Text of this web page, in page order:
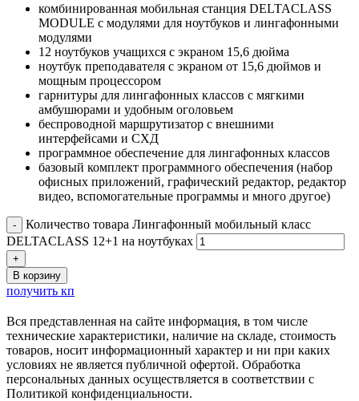
комбинированная мобильная станция DELTACLASS
MODULE с модулями для ноутбуков и лингафонными
модулями
12 ноутбуков учащихся с экраном 15,6 дюйма
ноутбук преподавателя с экраном от 15,6 дюймов и
мощным процессором
гарнитуры для лингафонных классов с мягкими
амбушюрами и удобным оголовьем
беспроводной маршрутизатор с внешними
интерфейсами и СХД
программное обеспечение для лингафонных классов
базовый комплект программного обеспечения (набор
офисных приложений, графический редактор, редактор
видео, вспомогательные программы и много другое)
Количество товара Лингафонный мобильный класс
DELTACLASS 12+1 на ноутбуках
В корзину
получить кп
Вся представленная на сайте информация, в том числе
технические характеристики, наличие на складе, стоимость
товаров, носит информационный характер и ни при каких
условиях не является публичной офертой. Обработка
персональных данных осуществляется в соответствии с
Политикой конфиденциальности.